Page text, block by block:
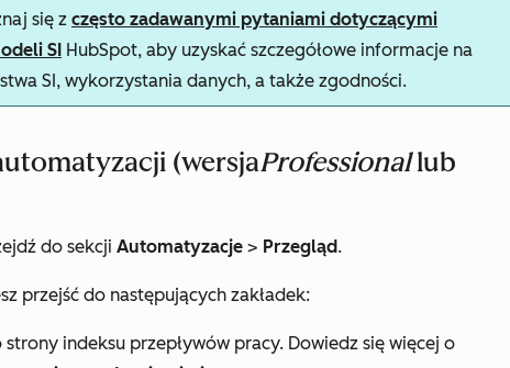
się z często zadawanymi pytaniami dotyczącymi
SI HubSpot, aby uzyskać szczegółowe informacje na
SI, wykorzystania danych, a także zgodności.
(wersjaProfessionallub
do sekcji Automatyzacje > Przegląd.
przejść do następujących zakładek:
indeksu przepływów pracy. Dowiedz się więcej o